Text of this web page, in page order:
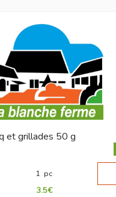
et grillades 50 g
1 pc
3.5€